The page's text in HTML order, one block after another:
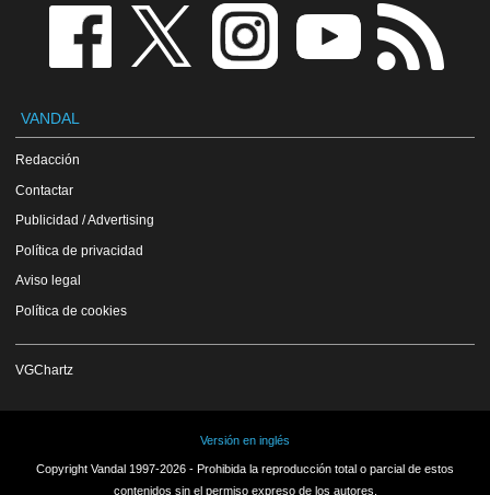
VANDAL
Redacción
Contactar
Publicidad / Advertising
Política de privacidad
Aviso legal
Política de cookies
VGChartz
Versión en inglés
Copyright Vandal 1997-2026 - Prohibida la reproducción total o parcial de estos
contenidos sin el permiso expreso de los autores.